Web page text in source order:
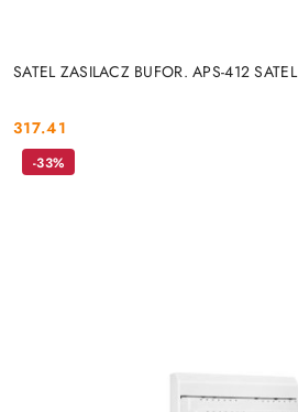
SATEL ZASILACZ BUFOR. APS-412 SATEL
Cena:
317.41
-33%